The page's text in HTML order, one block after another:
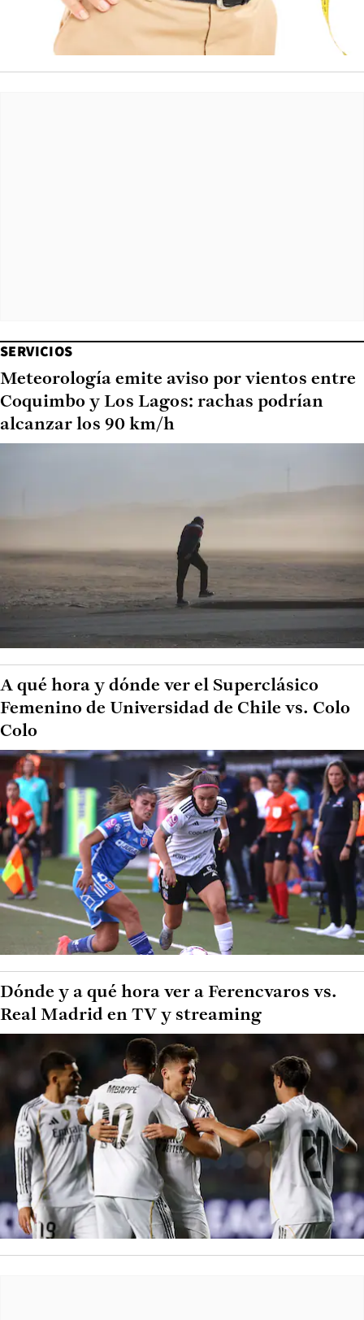
SERVICIOS
Meteorología emite aviso por vientos entre
Coquimbo y Los Lagos: rachas podrían
alcanzar los 90 km/h
A qué hora y dónde ver el Superclásico
Femenino de Universidad de Chile vs. Colo
Colo
Dónde y a qué hora ver a Ferencvaros vs.
Real Madrid en TV y streaming